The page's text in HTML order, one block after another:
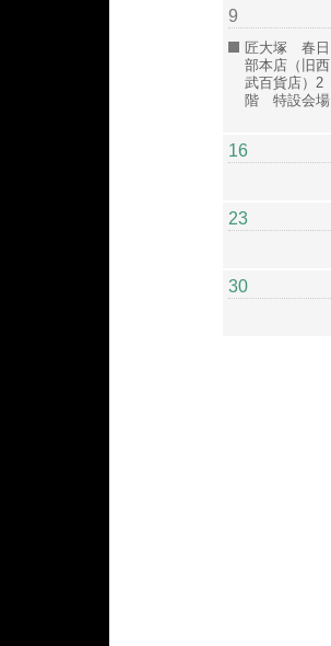
9
匠大塚 春日
部本店（旧西
武百貨店）2
階 特設会場
16
23
30